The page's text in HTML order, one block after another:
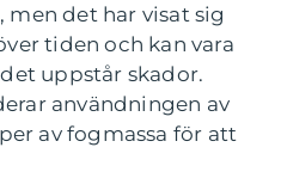
det har visat sig
tiden och kan vara
uppstår skador.
användningen av
av fogmassa för att